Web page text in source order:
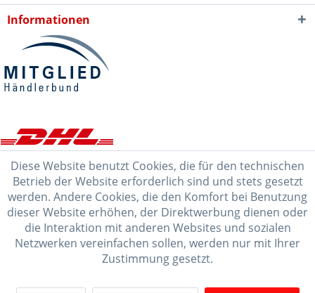
Informationen
Diese Website benutzt Cookies, die für den technischen
Betrieb der Website erforderlich sind und stets gesetzt
werden. Andere Cookies, die den Komfort bei Benutzung
dieser Website erhöhen, der Direktwerbung dienen oder
die Interaktion mit anderen Websites und sozialen
Netzwerken vereinfachen sollen, werden nur mit Ihrer
Zustimmung gesetzt.